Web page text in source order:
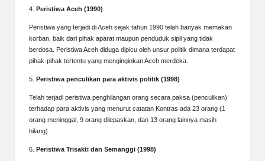
4. Peristiwa Aceh (1990)
Peristiwa yang terjadi di Aceh sejak tahun 1990 telah banyak memakan
korban, baik dari pihak aparat maupun penduduk sipil yang tidak
berdosa. Peristiwa Aceh diduga dipicu oleh unsur politik dimana terdapat
pihak-pihak tertentu yang menginginkan Aceh merdeka.
5. Peristiwa penculikan para aktivis politik (1998)
Telah terjadi peristiwa penghilangan orang secara paksa (penculikan)
terhadap para aktivis yang menurut catatan Kontras ada 23 orang (1
orang meninggal, 9 orang dilepaskan, dan 13 orang lainnya masih
hilang).
6. Peristiwa Trisakti dan Semanggi (1998)